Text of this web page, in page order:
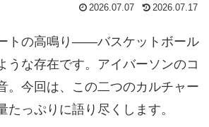
2026.07.07 2026.07.17
トの高鳴り——バスケットボール
うな存在です。アイバーソンのコ
。今回は、この二つのカルチャー
っぷりに語り尽くします。